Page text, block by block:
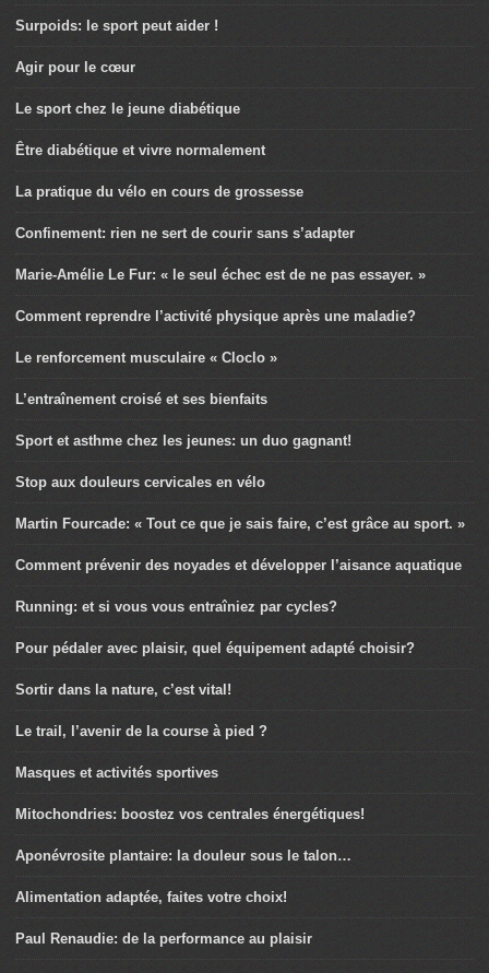
Surpoids: le sport peut aider !
Agir pour le cœur
Le sport chez le jeune diabétique
Être diabétique et vivre normalement
La pratique du vélo en cours de grossesse
Confinement: rien ne sert de courir sans s’adapter
Marie-Amélie Le Fur: « le seul échec est de ne pas essayer. »
Comment reprendre l’activité physique après une maladie?
Le renforcement musculaire « Cloclo »
L’entraînement croisé et ses bienfaits
Sport et asthme chez les jeunes: un duo gagnant!
Stop aux douleurs cervicales en vélo
Martin Fourcade: « Tout ce que je sais faire, c’est grâce au sport. »
Comment prévenir des noyades et développer l’aisance aquatique
Running: et si vous vous entraîniez par cycles?
Pour pédaler avec plaisir, quel équipement adapté choisir?
Sortir dans la nature, c’est vital!
Le trail, l’avenir de la course à pied ?
Masques et activités sportives
Mitochondries: boostez vos centrales énergétiques!
Aponévrosite plantaire: la douleur sous le talon…
Alimentation adaptée, faites votre choix!
Paul Renaudie: de la performance au plaisir